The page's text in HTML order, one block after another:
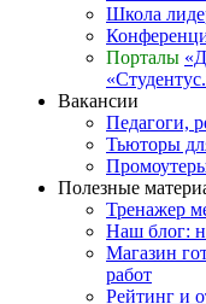
Школа
Порталы
Вакансии
Педагоги,
Тьюторы
Полезные
Тренажер
Наш блог:
Магазин
работ
Рейтинг и